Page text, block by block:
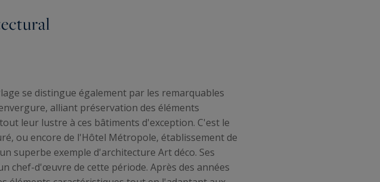
se distingue également par les remarquables
alliant préservation des éléments
leur lustre à ces bâtiments d'exception. C'est le
ou encore de l'Hôtel Métropole, établissement de
superbe exemple d'architecture Art déco. Ses
chef-d'œuvre de cette période. Après des années